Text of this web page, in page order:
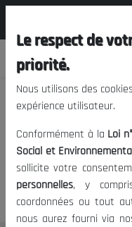
Nous
excuser,
Le respect de
priorité.
Nous utilisons des
expérience utilisateur.
Conformément à la Loi
Social et
sollicite votre
personnelles, y
coordonnées ou tout
nous aurez fourni via